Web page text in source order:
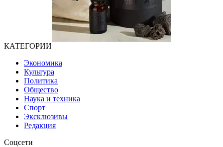
КАТЕГОРИИ
Экономика
Культура
Политика
Общество
Наука и техника
Спорт
Эксклюзивы
Редакция
Соцсети